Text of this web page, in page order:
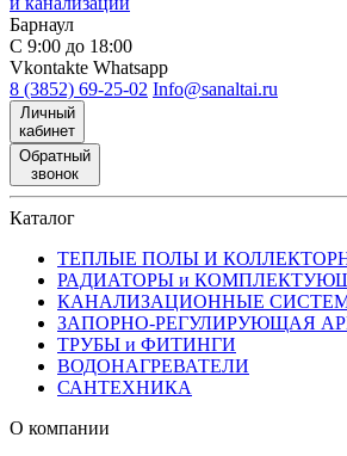
Барнаул
С 9:00 до 18:00
Vkontakte Whatsapp
8 (3852) 69-25-02 Info@sanaltai.ru
Личный
кабинет
Обратный
звонок
Каталог
ТЕПЛЫЕ ПОЛЫ И
РАДИАТОРЫ и
КАНАЛИЗАЦИОННЫЕ
ЗАПОРНО-РЕГУЛИРУЮЩАЯ
ТРУБЫ и ФИТИНГИ
ВОДОНАГРЕВАТЕЛИ
САНТЕХНИКА
О компании